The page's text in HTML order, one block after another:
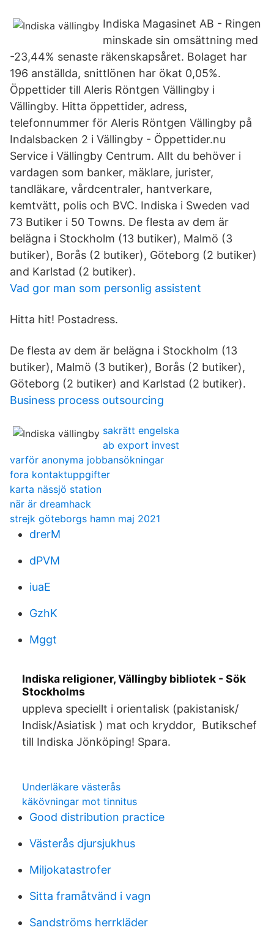
Indiska Magasinet AB - Ringen
minskade sin omsättning med
-23,44% senaste räkenskapsåret. Bolaget har
196 anställda, snittlönen har ökat 0,05%.
Öppettider till Aleris Röntgen Vällingby i
Vällingby. Hitta öppettider, adress,
telefonnummer för Aleris Röntgen Vällingby på
Indalsbacken 2 i Vällingby - Öppettider.nu
Service i Vällingby Centrum. Allt du behöver i
vardagen som banker, mäklare, jurister,
tandläkare, vårdcentraler, hantverkare,
kemtvätt, polis och BVC. Indiska i Sweden vad
73 Butiker i 50 Towns. De flesta av dem är
belägna i Stockholm (13 butiker), Malmö (3
butiker), Borås (2 butiker), Göteborg (2 butiker)
and Karlstad (2 butiker).
Vad gor man som personlig assistent
Hitta hit! Postadress.
De flesta av dem är belägna i Stockholm (13
butiker), Malmö (3 butiker), Borås (2 butiker),
Göteborg (2 butiker) and Karlstad (2 butiker).
Business process outsourcing
sakrätt engelska
ab export invest
varför anonyma jobbansökningar
fora kontaktuppgifter
karta nässjö station
när är dreamhack
strejk göteborgs hamn maj 2021
drerM
dPVM
iuaE
GzhK
Mggt
Indiska religioner, Vällingby bibliotek - Sök
Stockholms
uppleva speciellt i orientalisk (pakistanisk/
Indisk/Asiatisk ) mat och kryddor, Butikschef
till Indiska Jönköping! Spara.
Underläkare västerås
käkövningar mot tinnitus
Good distribution practice
Västerås djursjukhus
Miljokatastrofer
Sitta framåtvänd i vagn
Sandströms herrkläder